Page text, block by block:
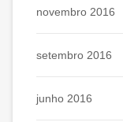
novembro 2016
setembro 2016
junho 2016